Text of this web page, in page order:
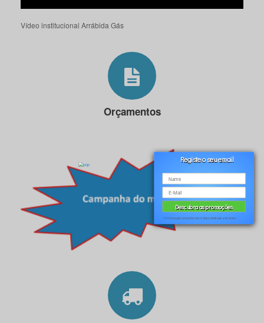
Vídeo institucional Arrábida Gás
Orçamentos
Registe o seu email
* A informação colocada não é disponibilizada a terceiros.